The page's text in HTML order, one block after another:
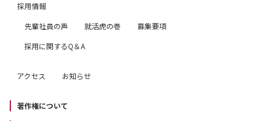
採用情報
先輩社員の声
就活虎の巻
募集要項
採用に関するQ＆A
アクセス お知らせ
著作権について